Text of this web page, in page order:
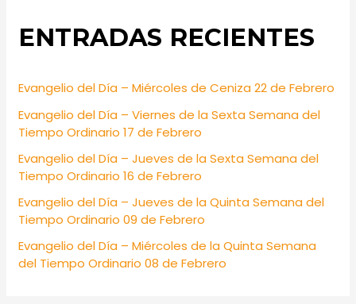
c
r
:
ENTRADAS RECIENTES
Evangelio del Día – Miércoles de Ceniza 22 de Febrero
Evangelio del Día – Viernes de la Sexta Semana del
Tiempo Ordinario 17 de Febrero
Evangelio del Día – Jueves de la Sexta Semana del
Tiempo Ordinario 16 de Febrero
Evangelio del Día – Jueves de la Quinta Semana del
Tiempo Ordinario 09 de Febrero
Evangelio del Día – Miércoles de la Quinta Semana
del Tiempo Ordinario 08 de Febrero